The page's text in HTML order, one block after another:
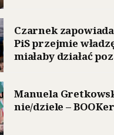
Czarnek
PiS przejmie
miałaby działać
Manuela
nie/dziele –